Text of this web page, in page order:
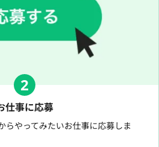
2
仕事に応募
らやってみたいお仕事に応募しま